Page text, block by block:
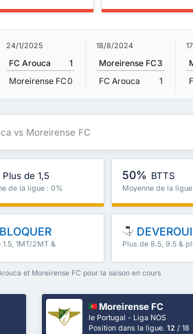
24/1/2025
FC Arouca
1
Moreirense FC0
18/8/2024
Moreirense FC3
FC Arouca
1
vs Moreirense FC
Plus de 1,5
de la ligue : 0%
50% BTTS
Moyenne de la
1.5, 1MT/2MT &
Plus de 8.5, 9.5 &
et Moreirense FC pour la saison en cours
Moreirense FC
le Portugal - Liga NOS
Position dans la ligue.12 / 18